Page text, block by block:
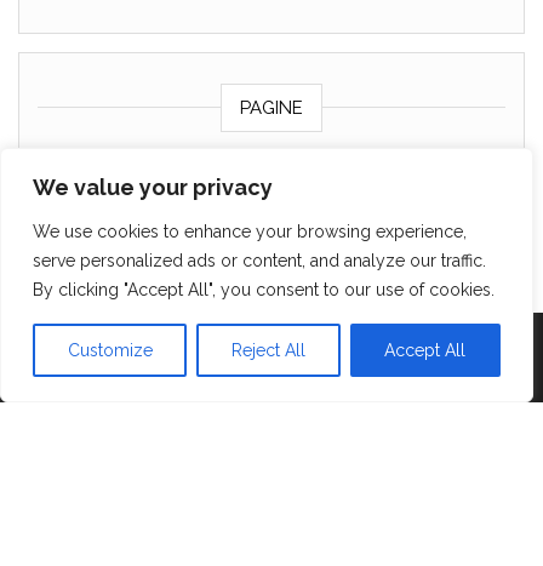
We value your privacy
We use cookies to enhance your browsing experience,
serve personalized ads or content, and analyze our traffic.
By clicking "Accept All", you consent to our use of cookies.
Customize Reject All Accept All
PAGINE
Cookie policy
Proudly powered byWordPress Tema:Head Blog